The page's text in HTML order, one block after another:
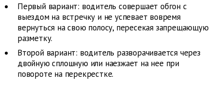
Первый вариант: водитель совершает обгон с
выездом на встречку и не успевает вовремя
вернуться на свою полосу, пересекая запрещающую
разметку.
Второй вариант: водитель разворачивается через
двойную сплошную или наезжает на нее при
повороте на перекрестке.